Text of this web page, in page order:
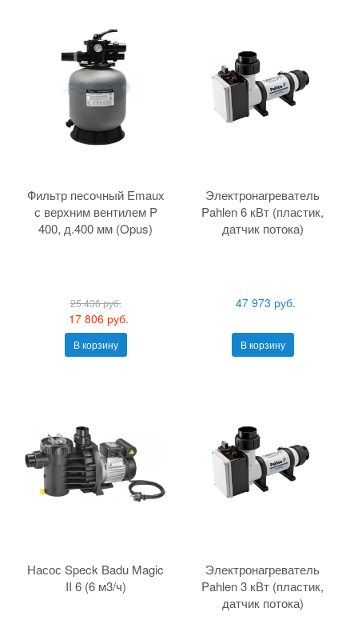
Фильтр песочный Emaux
с верхним вентилем P
400, д.400 мм (Opus)
25 436 руб.
17 806 руб.
В корзину
Электронагреватель
Pahlen 6 кВт (пластик,
датчик потока)
47 973 руб.
В корзину
Насос Speck Badu Magic
II 6 (6 м3/ч)
Электронагреватель
Pahlen 3 кВт (пластик,
датчик потока)